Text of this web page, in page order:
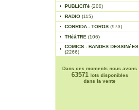
PUBLICITé (200)
RADIO (115)
CORRIDA - TOROS (973)
THéâTRE (106)
COMICS - BANDES DESSINéES
(2266)
Dans ces moments nous avons
63571 lots disponibles
dans la vente